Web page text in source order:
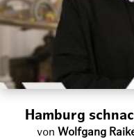
Hamburg
von Wolfgang